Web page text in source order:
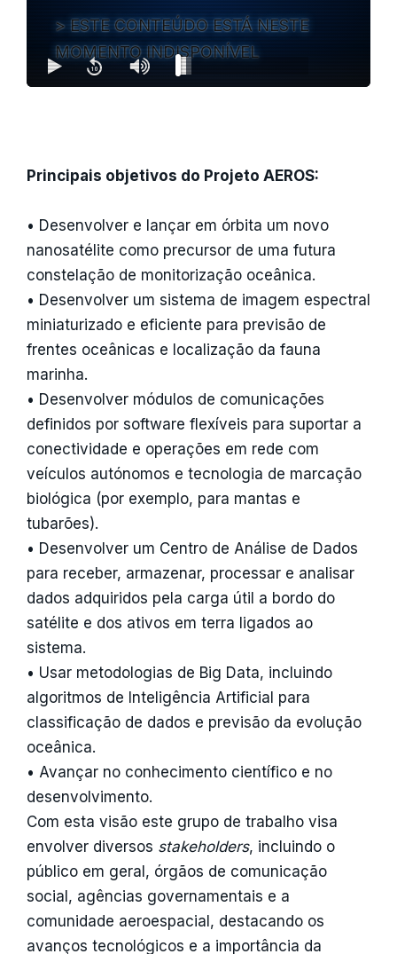
ESTE CONTEÚDO ESTÁ NESTE
MOMENTO INDISPONÍVEL
Principais objetivos do Projeto AEROS:
• Desenvolver e lançar em órbita um novo
nanosatélite como precursor de uma futura
constelação de monitorização oceânica.
• Desenvolver um sistema de imagem espectral
miniaturizado e eficiente para previsão de
frentes oceânicas e localização da fauna
marinha.
• Desenvolver módulos de comunicações
definidos por software flexíveis para suportar a
conectividade e operações em rede com
veículos autónomos e tecnologia de marcação
biológica (por exemplo, para mantas e
tubarões).
• Desenvolver um Centro de Análise de Dados
para receber, armazenar, processar e analisar
dados adquiridos pela carga útil a bordo do
satélite e dos ativos em terra ligados ao
sistema.
• Usar metodologias de Big Data, incluindo
algoritmos de Inteligência Artificial para
classificação de dados e previsão da evolução
oceânica.
• Avançar no conhecimento científico e no
desenvolvimento.
Com esta visão este grupo de trabalho visa
envolver diversos stakeholders, incluindo o
público em geral, órgãos de comunicação
social, agências governamentais e a
comunidade aeroespacial, destacando os
avanços tecnológicos e a importância da